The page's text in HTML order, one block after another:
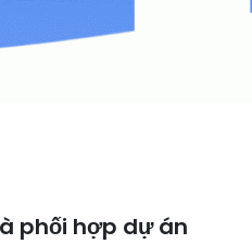
phối hợp dự án